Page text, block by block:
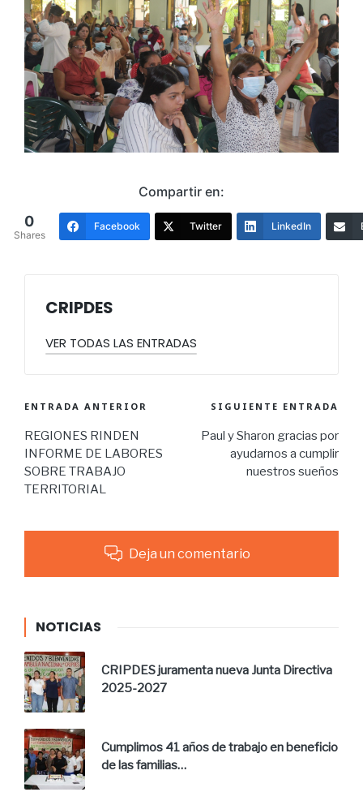
Compartir en:
0
Shares
Facebook Twitter LinkedIn
CRIPDES
VER TODAS LAS ENTRADAS
ENTRADA ANTERIOR
REGIONES RINDEN
INFORME DE LABORES
SOBRE TRABAJO
TERRITORIAL
SIGUIENTE ENTRADA
Paul y Sharon gracias por
ayudarnos a cumplir
nuestros sueños
Deja un comentario
NOTICIAS
CRIPDES juramenta nueva Junta Directiva
2025-2027
Cumplimos 41 años de trabajo en beneficio
de las familias…